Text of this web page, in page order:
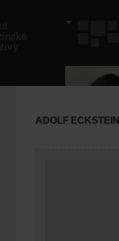
ADOLF ECKSTEIN